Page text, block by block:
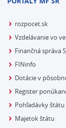
rozpocet.sk
Vzdelávanie vo
Finančná správa
FINinfo
Dotácie v
Register
Pohľadávky štátu
Majetok štátu